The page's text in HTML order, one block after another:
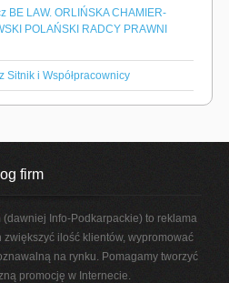
BE LAW. ORLIŃSKA CHAMIER-
POLAŃSKI RADCY PRAWNI
Sitnik i Współpracownicy
firm
(dawniej Info-Podkarpackie) to reklama
ilość klientów, wypromować
na rynku. Pomagamy tworzyć
promocję w Internecie.